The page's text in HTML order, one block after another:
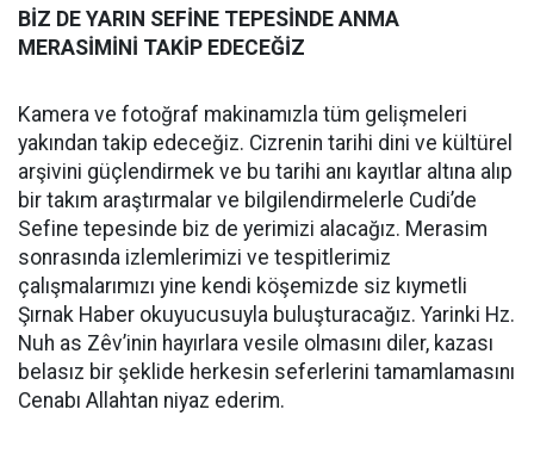
BİZ DE YARIN SEFİNE TEPESİNDE ANMA
MERASİMİNİ TAKİP EDECEĞİZ
Kamera ve fotoğraf makinamızla tüm gelişmeleri
yakından takip edeceğiz. Cizrenin tarihi dini ve kültürel
arşivini güçlendirmek ve bu tarihi anı kayıtlar altına alıp
bir takım araştırmalar ve bilgilendirmelerle Cudi’de
Sefine tepesinde biz de yerimizi alacağız. Merasim
sonrasında izlemlerimizi ve tespitlerimiz
çalışmalarımızı yine kendi köşemizde siz kıymetli
Şırnak Haber okuyucusuyla buluşturacağız. Yarinki Hz.
Nuh as Zêv’inin hayırlara vesile olmasını diler, kazası
belasız bir şeklide herkesin seferlerini tamamlamasını
Cenabı Allahtan niyaz ederim.